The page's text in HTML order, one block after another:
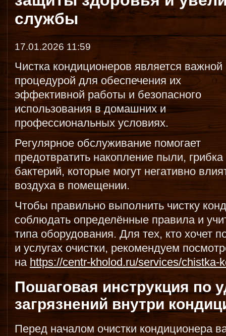
службы
17.01.2026 11:59
Чистка кондиционеров является важной
процедурой для обеспечения их
эффективной работы и безопасного
использования в домашних и
профессиональных условиях.
Регулярное обслуживание помогает
предотвратить накопление пыли, грибка
бактерий, которые могут негативно
воздуха в помещении.
Чтобы правильно выполнить чистку
соблюдать определённые правила и
типа оборудования. Для тех, кто хочет
и услугах очистки, рекомендуем
на https://centr-kholod.ru/services/chistka-
Пошаговая инструкция по
загрязнений внутри
Перед началом очистки кондиционера